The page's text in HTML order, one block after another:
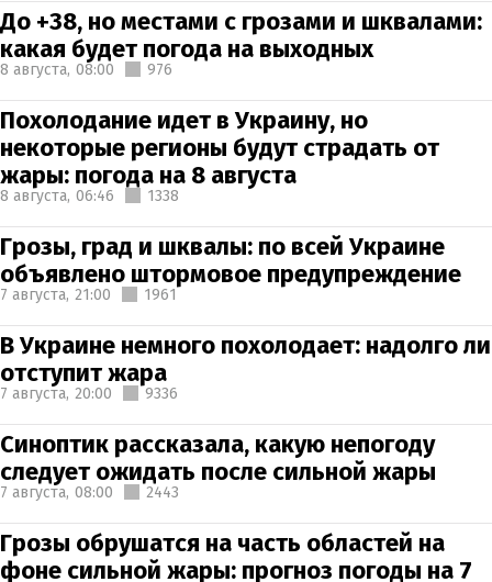
До +38, но местами с грозами и шквалами:
какая будет погода на выходных
8 августа, 08:00 976
Похолодание идет в Украину, но
некоторые регионы будут страдать от
жары: погода на 8 августа
8 августа, 06:46 1338
Грозы, град и шквалы: по всей Украине
объявлено штормовое предупреждение
7 августа, 21:00 1961
В Украине немного похолодает: надолго ли
отступит жара
7 августа, 20:00 9336
Синоптик рассказала, какую непогоду
следует ожидать после сильной жары
7 августа, 08:00 2443
Грозы обрушатся на часть областей на
фоне сильной жары: прогноз погоды на 7